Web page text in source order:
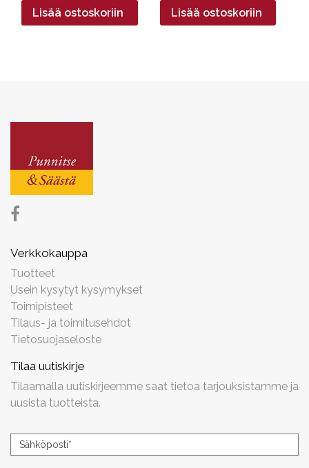
Lisää ostoskoriin Lisää ostoskoriin
Verkkokauppa
Tuotteet
Usein kysytyt kysymykset
Toimipisteet
Tilaus- ja toimitusehdot
Tietosuojaseloste
Tilaa uutiskirje
Tilaamalla uutiskirjeemme saat tietoa tarjouksistamme ja
uusista tuotteista.
Uutiskirjeen
tilaus
Sähköposti*